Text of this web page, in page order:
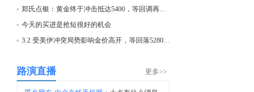
03:38:54
郑氏点银：黄金终于冲击抵达5400，等回调再继续北
今天的买进是抢短很好的机会
3.2 受美伊冲突局势影响金价高开，等回落5280一线做多
更多>>
路演直播